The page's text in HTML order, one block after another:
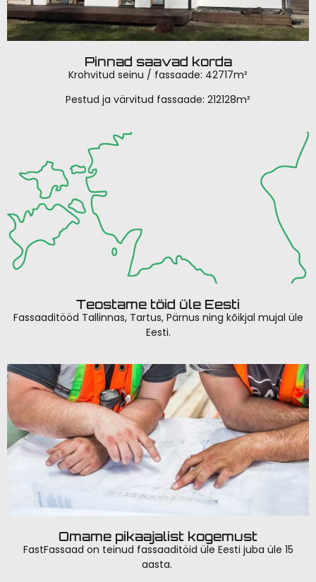
Pinnad saavad korda
Krohvitud seinu / fassaade: 42717m²
Pestud ja värvitud fassaade: 212128m²
Teostame töid üle Eesti
Fassaaditööd Tallinnas, Tartus, Pärnus ning kõikjal mujal üle
Eesti.
Omame pikaajalist kogemust
FastFassaad on teinud fassaaditöid üle Eesti juba üle 15
aasta.